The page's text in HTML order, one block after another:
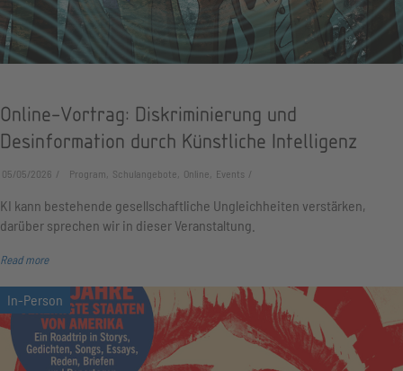
Online-Vortrag: Diskriminierung und
Desinformation durch Künstliche Intelligenz
05/05/2026 Program, Schulangebote, Online, Events
KI kann bestehende gesellschaftliche Ungleichheiten verstärken,
darüber sprechen wir in dieser Veranstaltung.
Read more